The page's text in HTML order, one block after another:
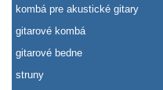
kombá pre akustické gitary
gitarové kombá
gitarové bedne
struny